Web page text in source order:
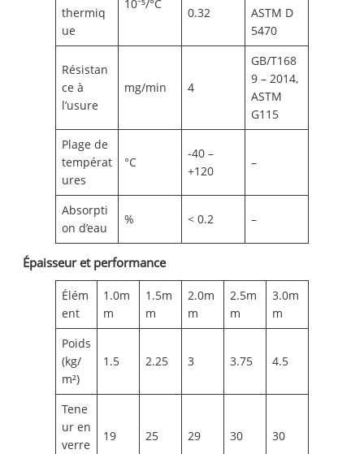
thermiq
ue
10⁻⁵/°C
0.32
ASTM D
5470
Résistan
ce à
l’usure
mg/min 4
GB/T168
9 – 2014,
ASTM
G115
Plage de
températ
ures
°C
-40 –
+120
–
Absorpti
on d’eau
% < 0.2 –
Épaisseur et performance
Élém
ent
1.0m
m
1.5m
m
2.0m
m
2.5m
m
3.0m
m
Poids
(kg/
m²)
1.5 2.25 3 3.75 4.5
Tene
ur en
verre
19 25 29 30 30